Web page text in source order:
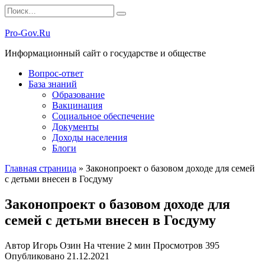
Перейти
к
содержанию
Search
for:
Pro-Gov.Ru
Информационный сайт о государстве и обществе
Вопрос-ответ
База знаний
Образование
Вакцинация
Социальное обеспечение
Документы
Доходы населения
Блоги
Главная страница » Законопроект о базовом доходе для семей
с детьми внесен в Госдуму
Законопроект о базовом доходе для
семей с детьми внесен в Госдуму
Автор Игорь Озин На чтение 2 мин Просмотров 395
Опубликовано 21.12.2021